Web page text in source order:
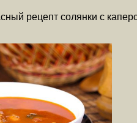
рецепт солянки с